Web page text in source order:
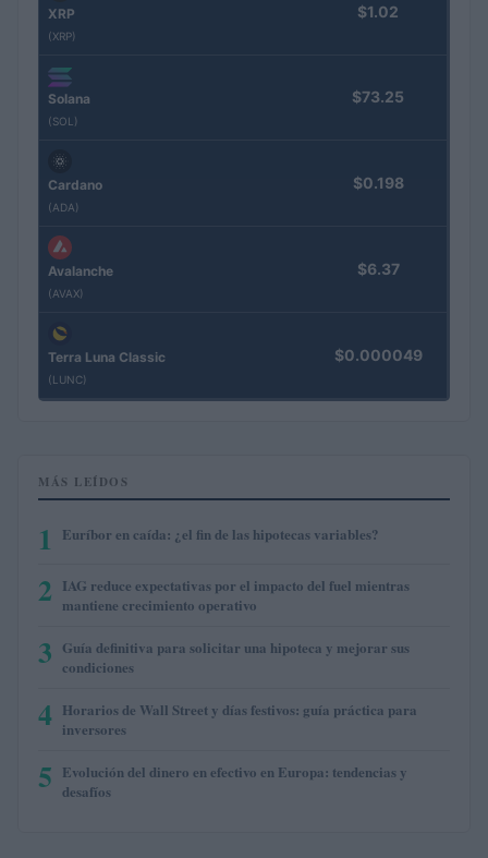
XRP
(XRP)
$1.02
Solana
(SOL)
$73.25
Cardano
(ADA)
$0.198
Avalanche
(AVAX)
$6.37
Terra Luna Classic
(LUNC)
$0.000049
MÁS LEÍDOS
1 Euríbor en caída: ¿el fin de las hipotecas variables?
2 IAG reduce expectativas por el impacto del fuel mientras
mantiene crecimiento operativo
3 Guía definitiva para solicitar una hipoteca y mejorar sus
condiciones
4 Horarios de Wall Street y días festivos: guía práctica para
inversores
5 Evolución del dinero en efectivo en Europa: tendencias y
desafíos